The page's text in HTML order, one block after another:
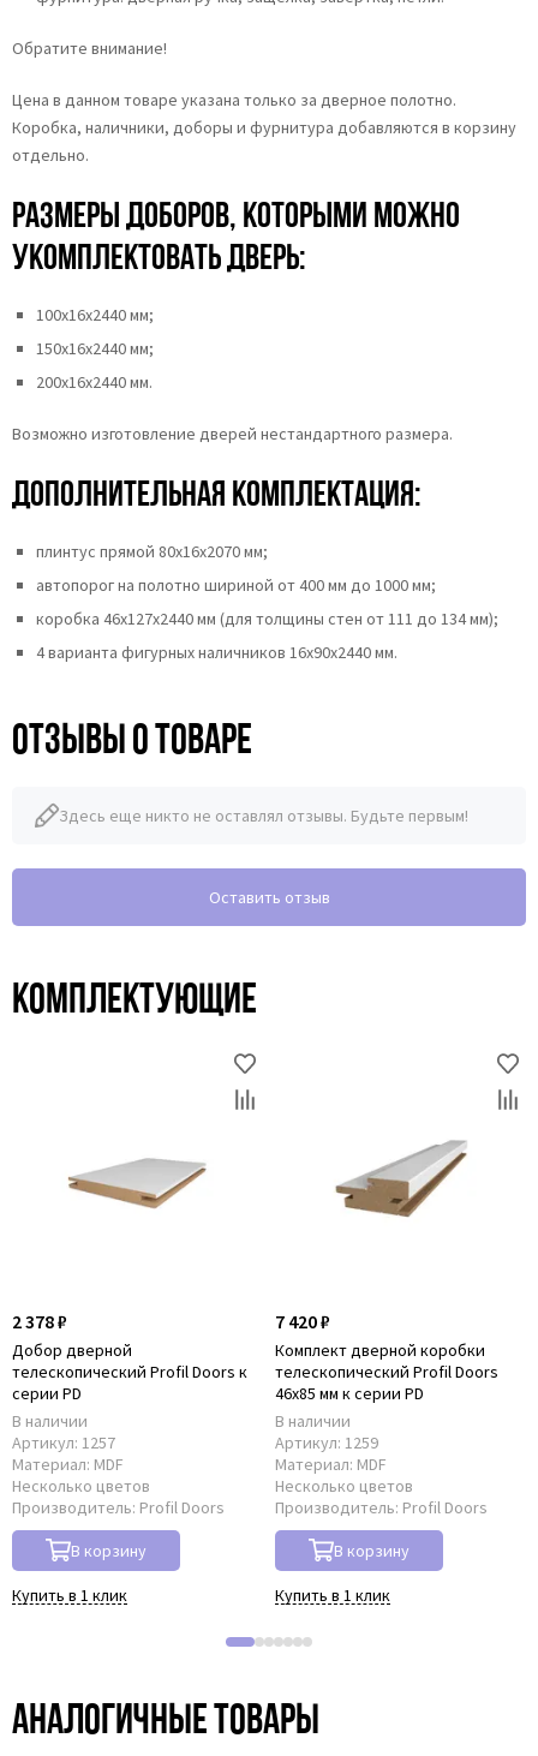
Обратите внимание!
Цена в данном товаре указана только за дверное полотно.
Коробка, наличники, доборы и фурнитура добавляются в корзину
отдельно.
Размеры доборов, которыми можно
укомплектовать дверь:
100х16х2440 мм;
150х16х2440 мм;
200х16х2440 мм.
Возможно изготовление дверей нестандартного размера.
Дополнительная комплектация:
плинтус прямой 80х16х2070 мм;
автопорог на полотно шириной от 400 мм до 1000 мм;
коробка 46x127x2440 мм (для толщины стен от 111 до 134 мм);
4 варианта фигурных наличников 16х90х2440 мм.
Отзывы о товаре
Здесь еще никто не оставлял отзывы. Будьте первым!
Оставить отзыв
Комплектующие
2 378 ₽
Добор дверной
телескопический Profil Doors к
серии PD
В наличии
Артикул: 1257
Материал: MDF
Несколько цветов
Производитель: Profil Doors
В корзину
Купить в 1 клик
7 420 ₽
Комплект дверной коробки
телескопический Profil Doors
46x85 мм к серии PD
В наличии
Артикул: 1259
Материал: MDF
Несколько цветов
Производитель: Profil Doors
В корзину
Купить в 1 клик
Аналогичные товары